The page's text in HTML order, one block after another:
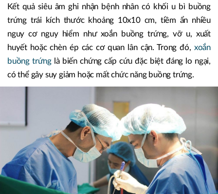
Kết quả siêu âm ghi nhận bệnh nhân có khối u bì buồng
trứng trái kích thước khoảng 10x10 cm, tiềm ẩn nhiều
nguy cơ nguy hiểm như xoắn buồng trứng, vỡ u, xuất
huyết hoặc chèn ép các cơ quan lân cận. Trong đó, xoắn
buồng trứng là biến chứng cấp cứu đặc biệt đáng lo ngại,
có thể gây suy giảm hoặc mất chức năng buồng trứng.